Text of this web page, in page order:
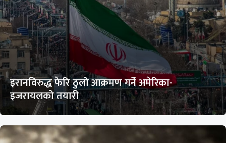
इरानविरुद्ध फेरि ठुलो आक्रमण गर्ने अमेरिका-
इजरायलको तयारी